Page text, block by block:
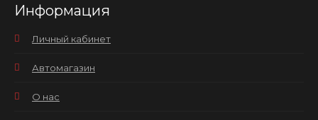
Информация
Личный кабинет
Автомагазин
О нас